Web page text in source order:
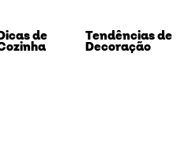
de Tendências de
Decoração